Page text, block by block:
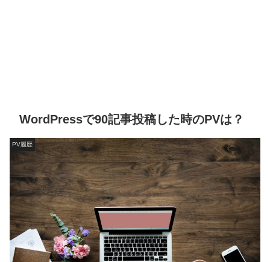
WordPressで90記事投稿した時のPVは？
PV履歴